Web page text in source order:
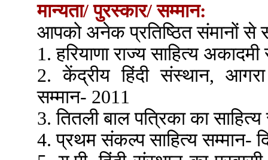
मान्यता/ पुरस्कार/ सम्मान:
आपको अनेक प्रतिष्ठित संमानों से
1. हरियाणा राज्य साहित्य
2. केंद्रीय हिंदी संस्थान, आगरा
सम्मान- 2011
3. तितली बाल पत्रिका का
4. प्रथम संकल्प साहित्य सम्मान-